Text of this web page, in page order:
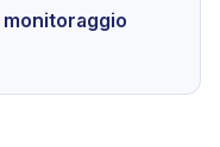
monitoraggio